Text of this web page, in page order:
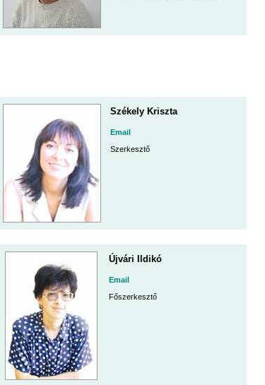
Székely Kriszta
Email
Szerkesztő
Újvári Ildikó
Email
Főszerkesztő